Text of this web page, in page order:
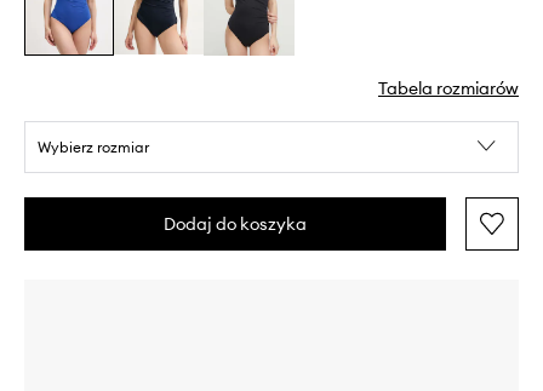
Tabela rozmiarów
Wybierz rozmiar
Dodaj do koszyka